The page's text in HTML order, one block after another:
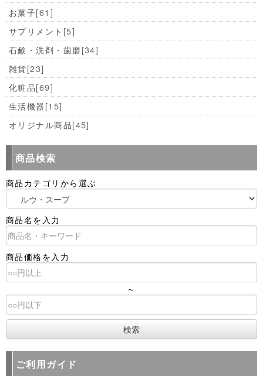
お菓子[61]
サプリメント [5]
石鹸・洗剤・歯磨[34]
雑貨[23]
化粧品[69]
生活機器[15]
オリジナル商品[45]
商品検索
商品カテゴリから選ぶ
商品名を入力
商品価格を入力
～
ご利用ガイド